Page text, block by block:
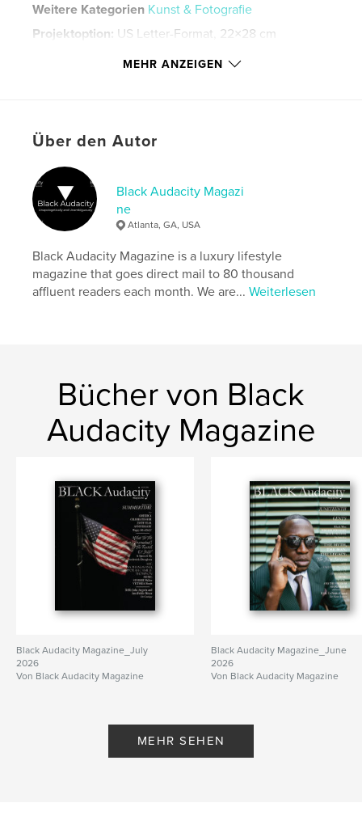
Weitere Kategorien Kunst & Fotografie
Projektoption: US Letter-Format, 22×28 cm
Advertise , Lifestyle
Magazines
MEHR ANZEIGEN
Über den Autor
Black Audacity Magazi
ne
Atlanta, GA, USA
Black Audacity Magazine is a luxury lifestyle
magazine that goes direct mail to 80 thousand
affluent readers each month. We are...Weiterlesen
Bücher von Black
Audacity Magazine
Black Audacity Magazine_July
2026
Von Black Audacity Magazine
Black Audacity Magazine_June
2026
Von Black Audacity Magazine
MEHR SEHEN